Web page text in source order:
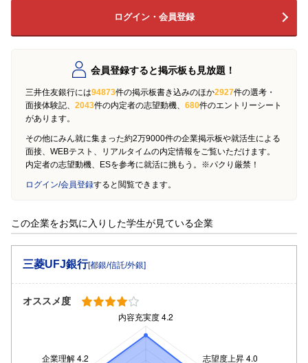
ログイン・会員登録
会員登録すると掲示板も見放題！
三井住友銀行には94873件の掲示板書き込みのほか2927件の選考・
面接体験記、 2043件の内定者の志望動機、 680件のエントリーシート
があります。
その他にみん就に集まった約2万9000件の企業掲示板や就活生による
面接、WEBテスト、リアルタイムの内定情報をご覧いただけます。
内定者の志望動機、ESを参考に就活に挑もう。※パクり厳禁！
ログイン/会員登録すると閲覧できます。
この企業をお気に入りした学生が見ている企業
三菱UFJ銀行[都銀/信託/外銀]
オススメ度